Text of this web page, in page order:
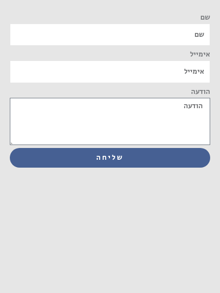
שם
אימייל
הודעה
שליחה